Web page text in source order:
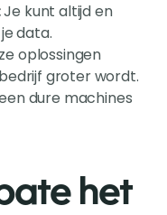
Je kunt altijd en
data.
oplossingen
groter wordt.
dure machines
het